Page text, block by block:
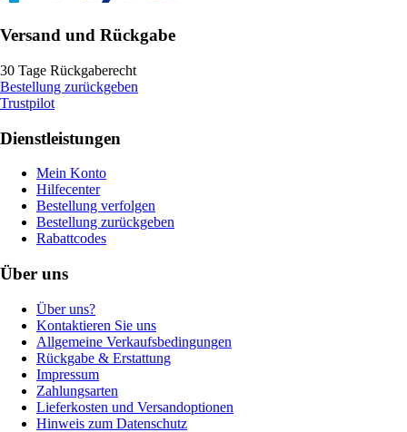
Versand und Rückgabe
30 Tage Rückgaberecht
Bestellung zurückgeben
Trustpilot
Dienstleistungen
Mein Konto
Hilfecenter
Bestellung verfolgen
Bestellung zurückgeben
Rabattcodes
Über uns
Über uns?
Kontaktieren Sie uns
Allgemeine Verkaufsbedingungen
Rückgabe & Erstattung
Impressum
Zahlungsarten
Lieferkosten und Versandoptionen
Hinweis zum Datenschutz